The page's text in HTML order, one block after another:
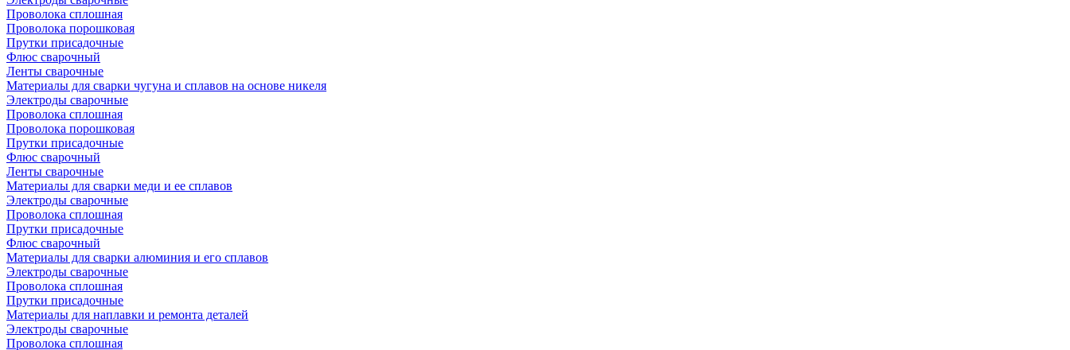
Проволока сплошная
Проволока порошковая
Прутки присадочные
Флюс сварочный
Ленты сварочные
Материалы для сварки чугуна и сплавов на основе никеля
Электроды сварочные
Проволока сплошная
Проволока порошковая
Прутки присадочные
Флюс сварочный
Ленты сварочные
Материалы для сварки меди и ее сплавов
Электроды сварочные
Проволока сплошная
Прутки присадочные
Флюс сварочный
Материалы для сварки алюминия и его сплавов
Электроды сварочные
Проволока сплошная
Прутки присадочные
Материалы для наплавки и ремонта деталей
Электроды сварочные
Проволока сплошная